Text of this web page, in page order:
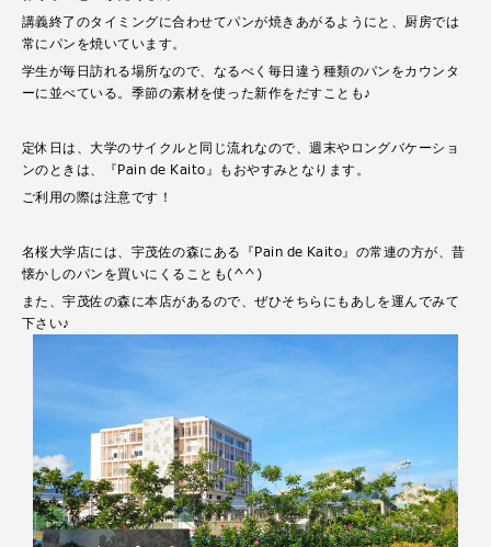
講義終了のタイミングに合わせてパンが焼きあがるようにと、厨房では
常にパンを焼いています。
学生が毎日訪れる場所なので、なるべく毎日違う種類のパンをカウンタ
ーに並べている。季節の素材を使った新作をだすことも♪
定休日は、大学のサイクルと同じ流れなので、週末やロングバケーショ
ンのときは、『Pain de Kaito』もおやすみとなります。
ご利用の際は注意です！
名桜大学店には、宇茂佐の森にある『Pain de Kaito』の常連の方が、昔
懐かしのパンを買いにくることも(^^)
また、宇茂佐の森に本店があるので、ぜひそちらにもあしを運んでみて
下さい♪